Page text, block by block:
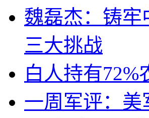
魏磊杰：铸
三大挑战
白人持有
一周军评：美